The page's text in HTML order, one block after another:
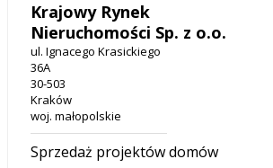
Krajowy Rynek
Nieruchomości Sp. z o.o.
ul. Ignacego Krasickiego
36A
30-503
Kraków
woj. małopolskie
Sprzedaż projektów domów